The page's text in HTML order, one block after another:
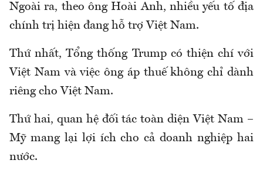
Ngoài ra, theo ông Hoài Anh, nhiều yếu tố địa
chính trị hiện đang hỗ trợ Việt Nam.
Thứ nhất, Tổng thống Trump có thiện chí với
Việt Nam và việc ông áp thuế không chỉ dành
riêng cho Việt Nam.
Thứ hai, quan hệ đối tác toàn diện Việt Nam –
Mỹ mang lại lợi ích cho cả doanh nghiệp hai
nước.